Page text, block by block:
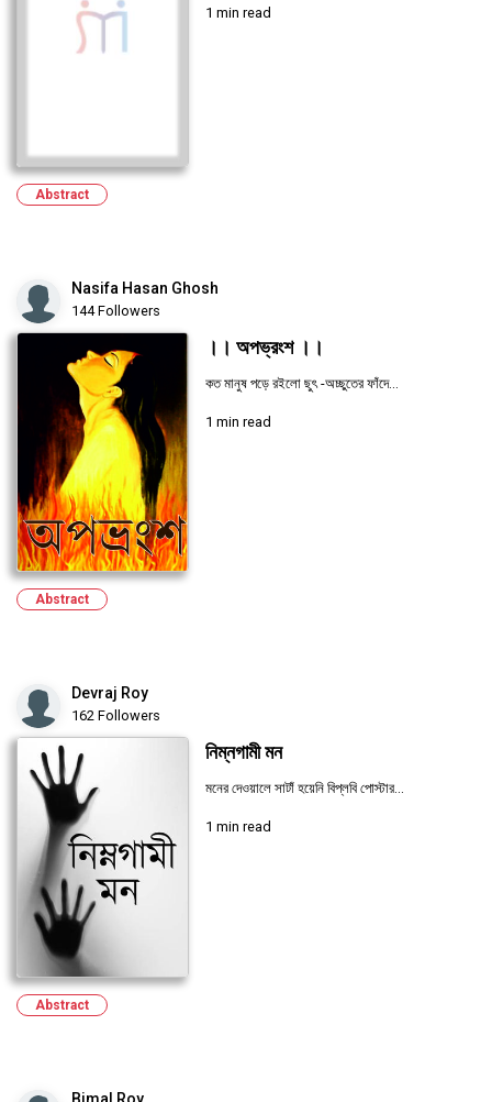
1 min read
Abstract
Nasifa Hasan Ghosh
144 Followers
।। অপভ্রংশ ।।
কত মানুষ পড়ে রইলো ছুৎ -অচ্ছুতের ফাঁদে...
1 min read
Abstract
Devraj Roy
162 Followers
নিম্নগামী মন
মনের দেওয়ালে সাটাঁ হয়েনি বিপ্লবি পোস্টার...
1 min read
Abstract